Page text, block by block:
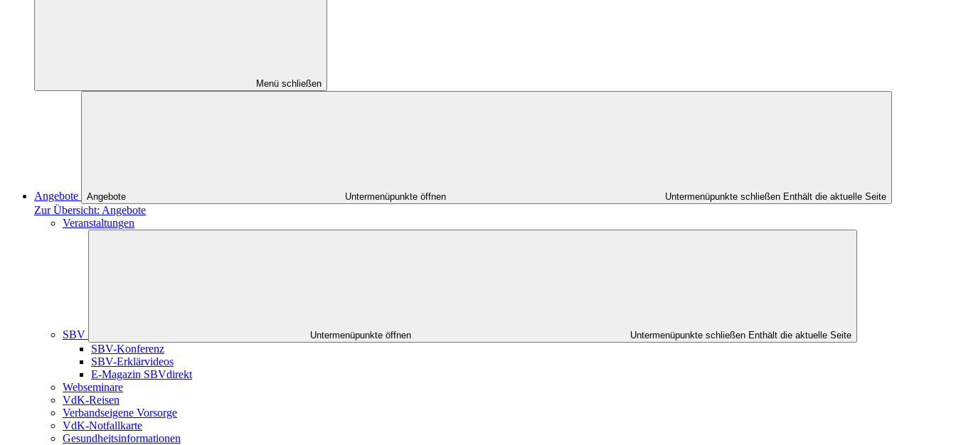
Menü schließen
Angebote Angebote Untermenüpunkte öffnen Untermenüpunkte schließen Enthält die aktuelle Seite
Zur Übersicht: Angebote
Veranstaltungen
SBV Untermenüpunkte öffnen Untermenüpunkte schließen Enthält die aktuelle Seite
SBV-Konferenz
SBV-Erklärvideos
E-Magazin SBVdirekt
Webseminare
VdK-Reisen
Verbandseigene Vorsorge
VdK-Notfallkarte
Gesundheitsinformationen